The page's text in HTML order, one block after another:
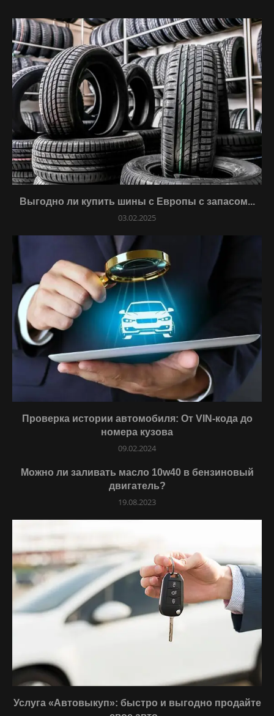
Выгодно ли купить шины с Европы с запасом...
03.02.2025
Проверка истории автомобиля: От VIN-кода до
номера кузова
09.02.2024
Можно ли заливать масло 10w40 в бензиновый
двигатель?
19.08.2023
Услуга «Автовыкуп»: быстро и выгодно продайте